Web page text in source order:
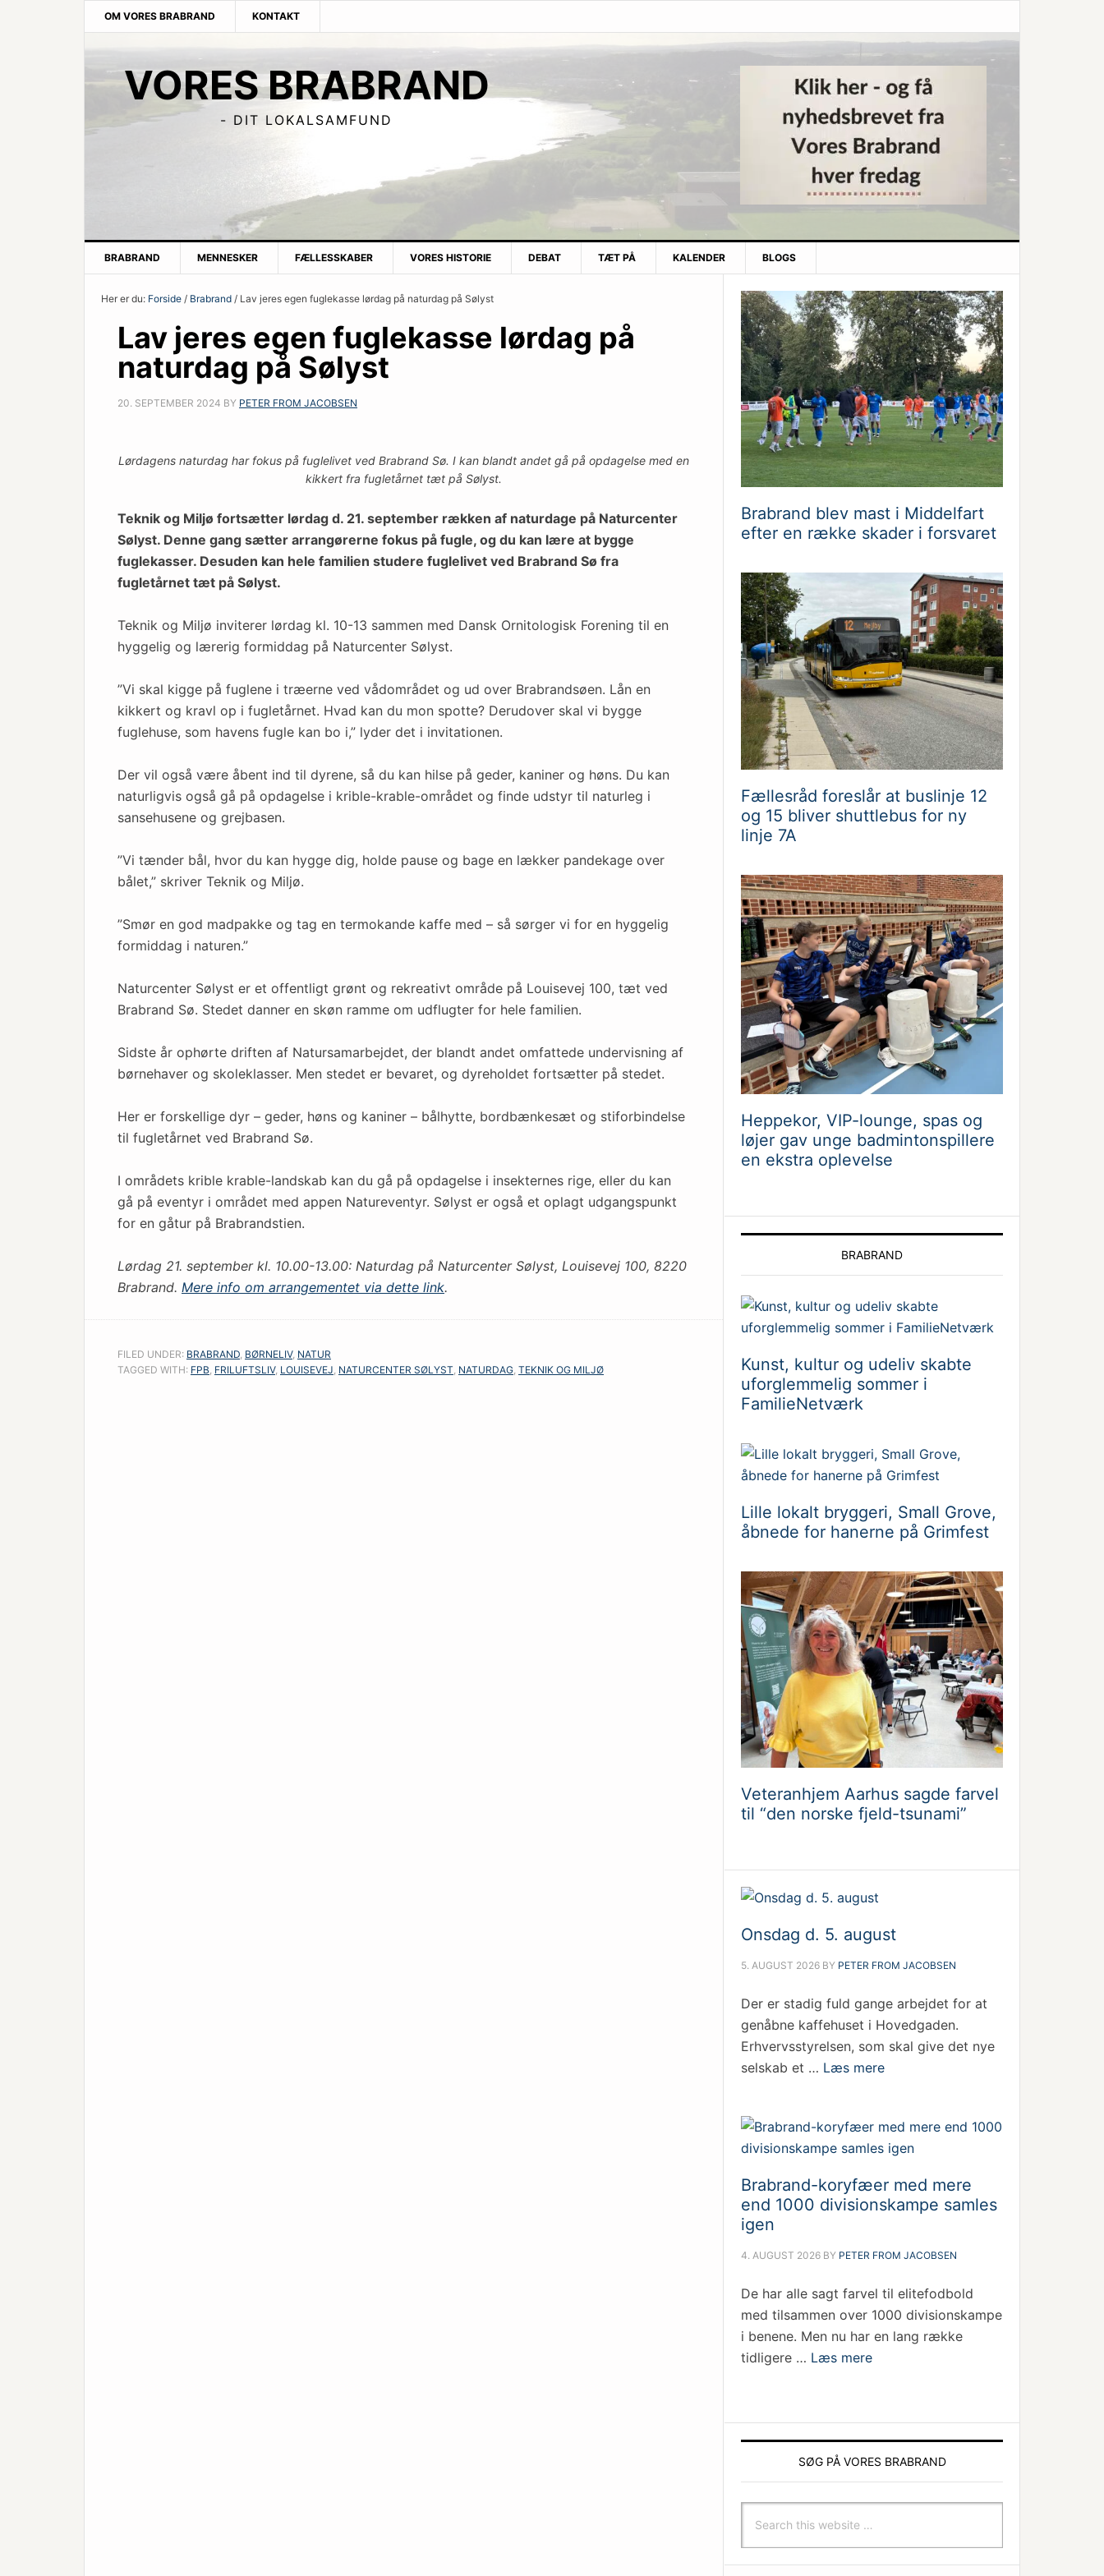
OM VORES BRABRAND KONTAKT
VORES BRABRAND
- DIT LOKALSAMFUND
BRABRAND MENNESKER FÆLLESSKABER VORES HISTORIE DEBAT TÆT PÅ KALENDER BLOGS
Her er du: Forside / Brabrand / Lav jeres egen fuglekasse lørdag på naturdag på Sølyst
Lav jeres egen fuglekasse lørdag på
naturdag på Sølyst
20. SEPTEMBER 2024 BY PETER FROM JACOBSEN
Lørdagens naturdag har fokus på fuglelivet ved Brabrand Sø. I kan blandt andet gå på opdagelse med en
kikkert fra fugletårnet tæt på Sølyst.
Teknik og Miljø fortsætter lørdag d. 21. september rækken af naturdage på Naturcenter
Sølyst. Denne gang sætter arrangørerne fokus på fugle, og du kan lære at bygge
fuglekasser. Desuden kan hele familien studere fuglelivet ved Brabrand Sø fra
fugletårnet tæt på Sølyst.
Teknik og Miljø inviterer lørdag kl. 10-13 sammen med Dansk Ornitologisk Forening til en
hyggelig og lærerig formiddag på Naturcenter Sølyst.
”Vi skal kigge på fuglene i træerne ved vådområdet og ud over Brabrandsøen. Lån en
kikkert og kravl op i fugletårnet. Hvad kan du mon spotte? Derudover skal vi bygge
fuglehuse, som havens fugle kan bo i,” lyder det i invitationen.
Der vil også være åbent ind til dyrene, så du kan hilse på geder, kaniner og høns. Du kan
naturligvis også gå på opdagelse i krible-krable-området og finde udstyr til naturleg i
sansehusene og grejbasen.
”Vi tænder bål, hvor du kan hygge dig, holde pause og bage en lækker pandekage over
bålet,” skriver Teknik og Miljø.
”Smør en god madpakke og tag en termokande kaffe med – så sørger vi for en hyggelig
formiddag i naturen.”
Naturcenter Sølyst er et offentligt grønt og rekreativt område på Louisevej 100, tæt ved
Brabrand Sø. Stedet danner en skøn ramme om udflugter for hele familien.
Sidste år ophørte driften af Natursamarbejdet, der blandt andet omfattede undervisning af
børnehaver og skoleklasser. Men stedet er bevaret, og dyreholdet fortsætter på stedet.
Her er forskellige dyr – geder, høns og kaniner – bålhytte, bordbænkesæt og stiforbindelse
til fugletårnet ved Brabrand Sø.
I områdets krible krable-landskab kan du gå på opdagelse i insekternes rige, eller du kan
gå på eventyr i området med appen Natureventyr. Sølyst er også et oplagt udgangspunkt
for en gåtur på Brabrandstien.
Lørdag 21. september kl. 10.00-13.00: Naturdag på Naturcenter Sølyst, Louisevej 100, 8220
Brabrand. Mere info om arrangementet via dette link.
FILED UNDER: BRABRAND, BØRNELIV, NATUR
TAGGED WITH: FPB, FRILUFTSLIV, LOUISEVEJ, NATURCENTER SØLYST, NATURDAG, TEKNIK OG MILJØ
Brabrand blev mast i Middelfart
efter en række skader i forsvaret
Fællesråd foreslår at buslinje 12
og 15 bliver shuttlebus for ny
linje 7A
Heppekor, VIP-lounge, spas og
løjer gav unge badmintonspillere
en ekstra oplevelse
BRABRAND
Kunst, kultur og udeliv skabte
uforglemmelig sommer i
FamilieNetværk
Lille lokalt bryggeri, Small Grove,
åbnede for hanerne på Grimfest
Veteranhjem Aarhus sagde farvel
til “den norske fjeld-tsunami”
Onsdag d. 5. august
5. AUGUST 2026 BY PETER FROM JACOBSEN
Der er stadig fuld gange arbejdet for at
genåbne kaffehuset i Hovedgaden.
Erhvervsstyrelsen, som skal give det nye
selskab et … Læs mere
Brabrand-koryfæer med mere
end 1000 divisionskampe samles
igen
4. AUGUST 2026 BY PETER FROM JACOBSEN
De har alle sagt farvel til elitefodbold
med tilsammen over 1000 divisionskampe
i benene. Men nu har en lang række
tidligere … Læs mere
SØG PÅ VORES BRABRAND